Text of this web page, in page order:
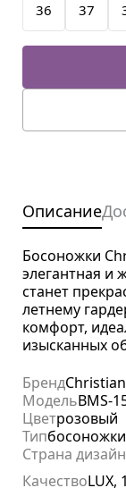
36 37
Описание
Босоножки
элегантная и
станет
летнему
комфорт,
изысканных
Бренд
МодельBMS-
Цветрозовый
Типбосоножки
Страна
КачествоLUX,